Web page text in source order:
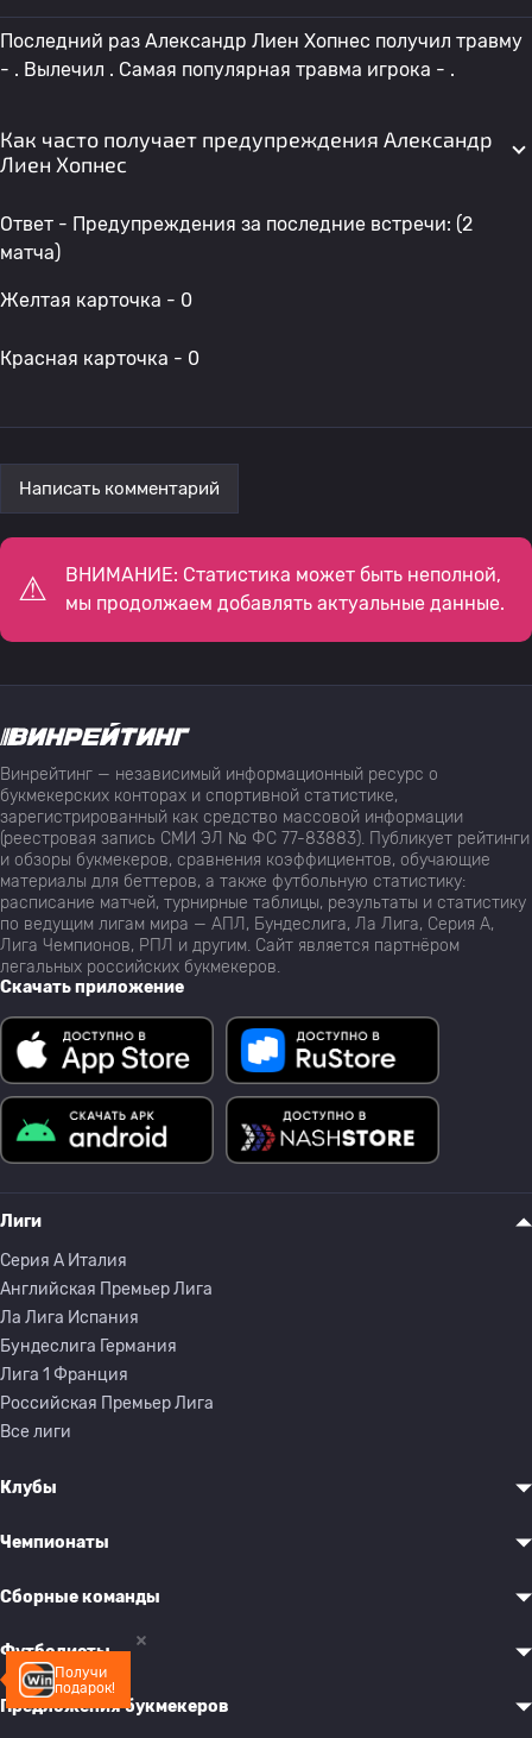
Последний раз Александр Лиен Хопнес получил травму
- . Вылечил . Самая популярная травма игрока - .
Как часто получает предупреждения Александр
Лиен Хопнес
Ответ - Предупреждения за последние встречи: (2
матча)
Желтая карточка - 0
Красная карточка - 0
Написать комментарий
ВНИМАНИЕ: Статистика может быть неполной,
мы продолжаем добавлять актуальные данные.
Получи
подарок!
Винрейтинг — независимый информационный ресурс о
букмекерских конторах и спортивной статистике,
зарегистрированный как средство массовой информации
(реестровая запись СМИ ЭЛ № ФС 77-83883). Публикует рейтинги
и обзоры букмекеров, сравнения коэффициентов, обучающие
материалы для беттеров, а также футбольную статистику:
расписание матчей, турнирные таблицы, результаты и статистику
по ведущим лигам мира — АПЛ, Бундеслига, Ла Лига, Серия А,
Лига Чемпионов, РПЛ и другим. Сайт является партнёром
легальных российских букмекеров.
Скачать приложение
Лиги
Серия A Италия
Английская Премьер Лига
Ла Лига Испания
Бундеслига Германия
Лига 1 Франция
Российская Премьер Лига
Все лиги
Клубы
Чемпионаты
Сборные команды
Футболисты
Предложения букмекеров